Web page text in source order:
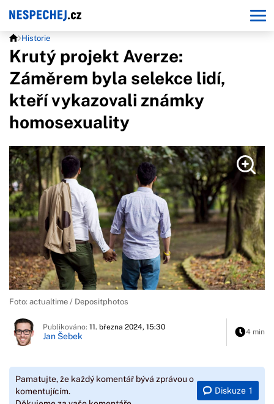
Historie
Krutý projekt Averze:
Záměrem byla selekce lidí,
kteří vykazovali známky
homosexuality
Foto: actualtime / Depositphotos
Publikováno: 11. března 2024, 15:30
Jan Šebek 4 min
Pamatujte, že každý komentář bývá zprávou o
komentujícím.
Diskuze 1